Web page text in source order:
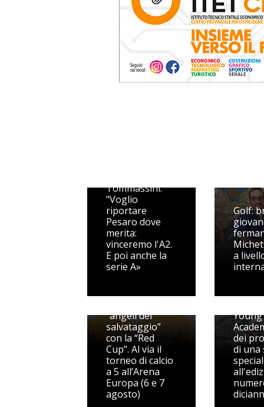
Tommassini:
"Voglio
riportare
Pesaro dove
merita:
vinceremo l'A2.
E poi anche la
serie A»
Golf:
a
Scendono in
“angeli del
salvataggio”
con la “Red
Cup”. Al via il
torneo di calcio
a 5 all’Arena
Europa (6 e 7
agosto)
Young
dei
di una